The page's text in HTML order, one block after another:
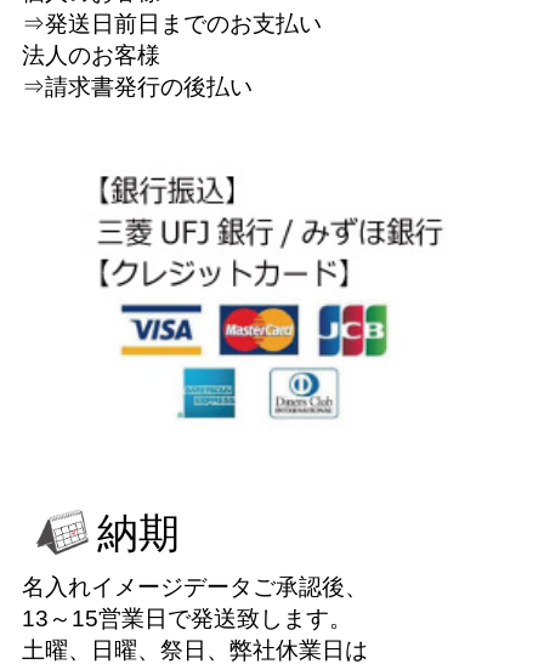
⇒発送日前日までのお支払い
法人のお客様
⇒請求書発行の後払い
納期
名入れイメージデータご承認後、
13～15営業日で発送致します。
土曜、日曜、祭日、弊社休業日は